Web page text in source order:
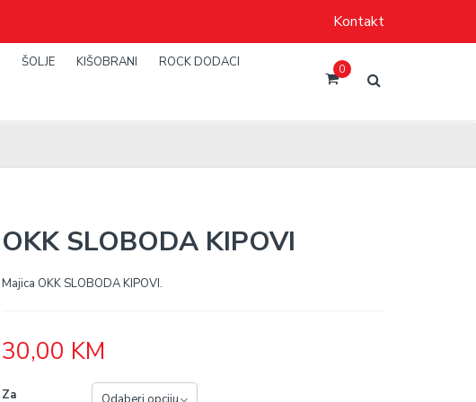
Kontakt
ŠOLJE KIŠOBRANI ROCK DODACI 0
OKK SLOBODA KIPOVI
Majica OKK SLOBODA KIPOVI.
30,00 KM
Za